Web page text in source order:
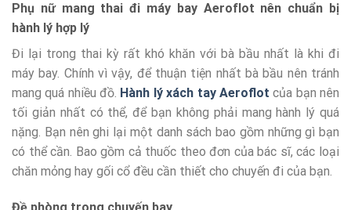
Phụ nữ mang thai đi máy bay Aeroflot nên chuẩn bị
hành lý hợp lý
Đi lại trong thai kỳ rất khó khăn với bà bầu nhất là khi đi
máy bay. Chính vì vậy, để thuận tiện nhất bà bầu nên tránh
mang quá nhiều đồ. Hành lý xách tay Aeroflot của bạn nên
tối giản nhất có thể, để bạn không phải mang hành lý quá
nặng. Bạn nên ghi lại một danh sách bao gồm những gì bạn
có thể cần. Bao gồm cả thuốc theo đơn của bác sĩ, các loại
chăn mỏng hay gối cổ đều cần thiết cho chuyến đi của bạn.